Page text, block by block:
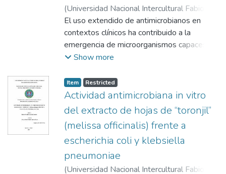
(Universidad Nacional Intercultural Fabiola
Salazar Leguía de Bagua,2025-06-27
Segura Cabanillas, Juan Carlos;Ferro
Mayhua, Félix Pompeyo;Morales Rojas, Eli
El uso extendido de antimicrobianos en
contextos clínicos ha contribuido a la
emergencia de microorganismos capaces de
sobrevivir a tratamientos convencionales.
alerta sanitaria, donde la presencia de
genes que confieren resistencia a fármacos
se ha vuelto cada vez más común en
ecosistemas acuáticos, incluidas las fuentes
de abastecimiento humano. En este estudio,
se evaluó la presencia de genes de
resistencia a antibióticos y los parámetros
fisicoquímicos en muestras de agua
Show more
Item Restricted
Actividad antimicrobiana in vitro
del extracto de hojas de “toronjil”
(melissa officinalis) frente a
escherichia coli y klebsiella
pneumoniae
(Universidad Nacional Intercultural Fabiola